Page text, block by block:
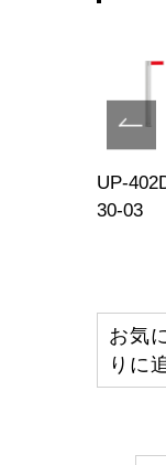
UP-
30-03
お気
りに